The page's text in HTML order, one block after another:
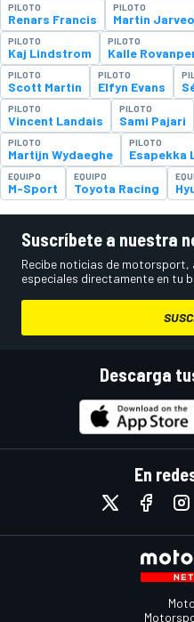
PILOTO
Renars Francis
PILOTO
Martin
PILOTO
Kaj Lindstrom
PILOTO
Kalle
PILOTO
Scott Martin
PILOTO
Elfyn Evans
PILOTO
Vincent Landais
PILOTO
Sami Pajari
PILOTO
Martijn Wydaeghe
PILOTO
Esapekka
EQUIPO
M-Sport
EQUIPO
Toyota Racing
Suscríbete a nuestra
Recibe noticias de
especiales directamente en tu
Descarga
En